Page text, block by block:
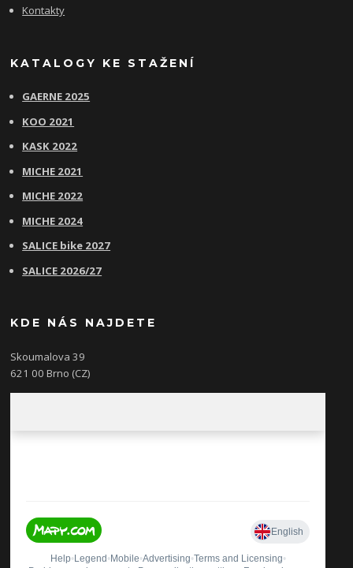
Kontakty
KATALOGY KE STAŽENÍ
GAERNE 2025
KOO 2021
KASK 2022
MICHE 2021
MICHE 2022
MICHE 2024
SALICE bike 2027
SALICE 2026/27
KDE NÁS NAJDETE
Skoumalova 39
621 00 Brno (CZ)